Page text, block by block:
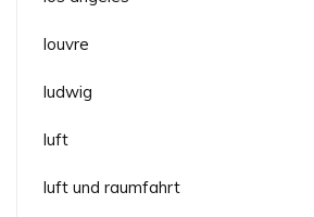
louvre
ludwig
luft
luft und raumfahrt